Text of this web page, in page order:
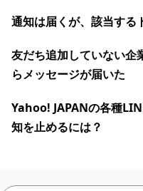
通知は届くが、該当する
友だち追加していない企
らメッセージが届いた
Yahoo! JAPANの各種
知を止めるには？